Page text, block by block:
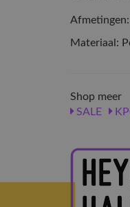
Materiaal:
Shop meer
SALE